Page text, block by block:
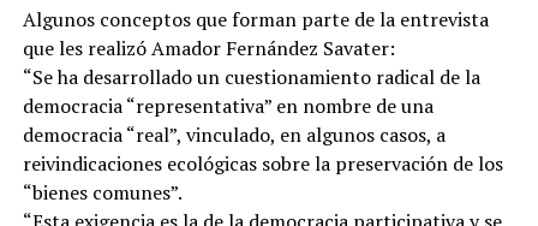
Algunos conceptos que forman parte de la entrevista
que les realizó Amador Fernández Savater:
“Se ha desarrollado un cuestionamiento radical de la
democracia “representativa” en nombre de una
democracia “real”, vinculado, en algunos casos, a
reivindicaciones ecológicas sobre la preservación de los
“bienes comunes”.